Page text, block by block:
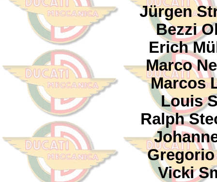
Jürgen
Bezzi
Erich
Marco
Marcos
Louis
Ralph
Gregorio
Vicki